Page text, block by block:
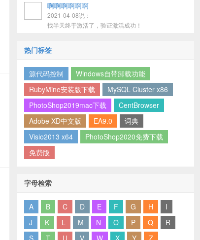
啊啊啊啊啊啊
2021-04-08说：
找半天终于激活了，验证激活成功！
热门标签
源代码控制
Windows自带卸载功能
RubyMine安装版下载
MySQL Cluster x86
PhotoShop2019mac下载
CentBrowser
Adobe XD中文版
EA9.0
词典
Visio2013 x64
PhotoShop2020免费下载
免费版
字母检索
A B C D E F G H
I
J
K L M N O P Q
R